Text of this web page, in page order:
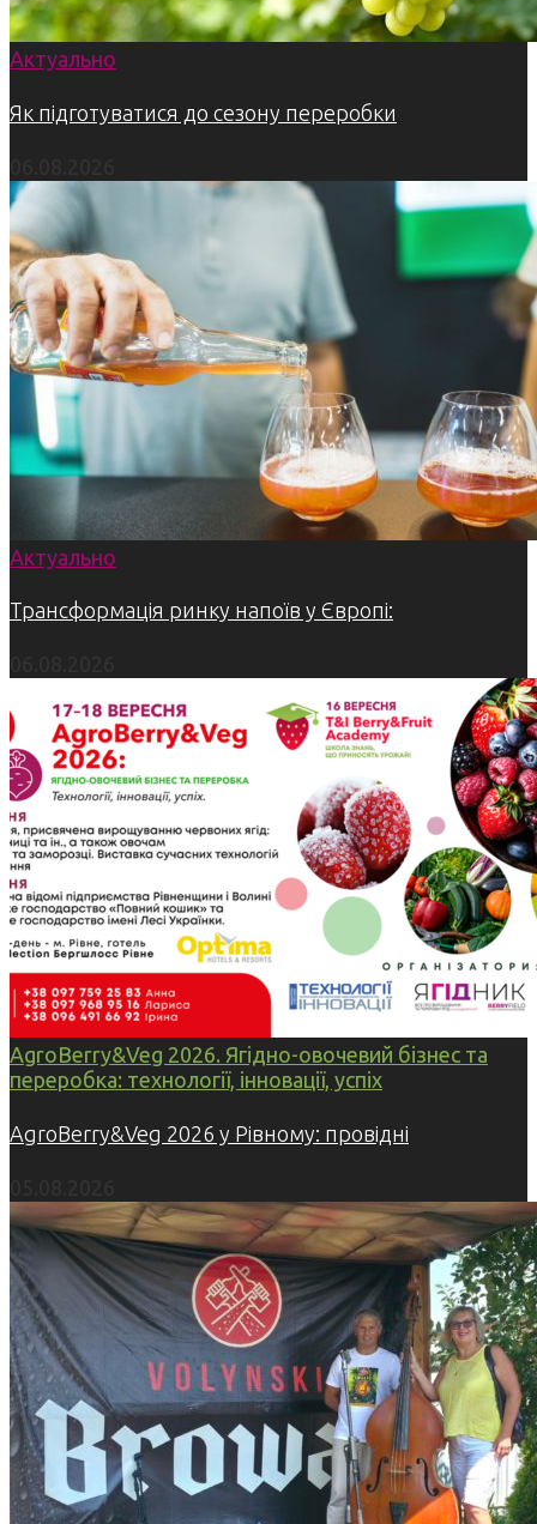
Актуально
Як підготуватися до сезону переробки
Актуально
Трансформація ринку напоїв у Європі:
AgroBerry&Veg 2026. Ягідно-овочевий бізнес та
переробка: технології, інновації, успіх
AgroBerry&Veg 2026 у Рівному: провідні